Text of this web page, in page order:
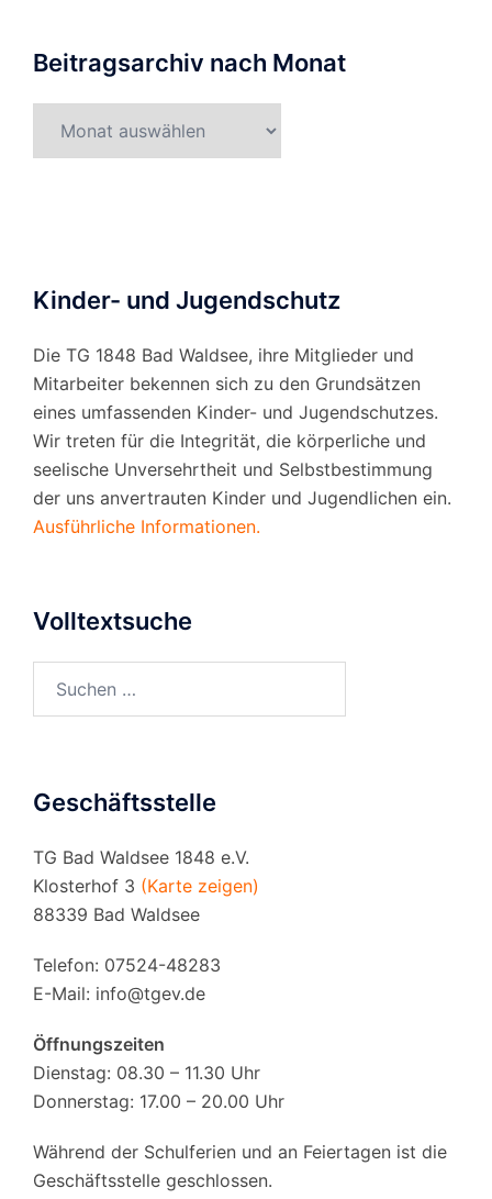
Beitragsarchiv nach Monat
Kinder- und Jugendschutz
Die TG 1848 Bad Waldsee, ihre Mitglieder und
Mitarbeiter bekennen sich zu den Grundsätzen
eines umfassenden Kinder- und Jugendschutzes.
Wir treten für die Integrität, die körperliche und
seelische Unversehrtheit und Selbstbestimmung
der uns anvertrauten Kinder und Jugendlichen ein.
Ausführliche Informationen.
Volltextsuche
Geschäftsstelle
TG Bad Waldsee 1848 e.V.
Klosterhof 3 (Karte zeigen)
88339 Bad Waldsee
Telefon: 07524-48283
E-Mail: info@tgev.de
Öffnungszeiten
Dienstag: 08.30 – 11.30 Uhr
Donnerstag: 17.00 – 20.00 Uhr
Während der Schulferien und an Feiertagen ist die
Geschäftsstelle geschlossen.